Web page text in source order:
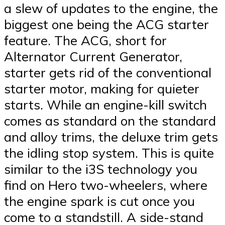
a slew of updates to the engine, the
biggest one being the ACG starter
feature. The ACG, short for
Alternator Current Generator,
starter gets rid of the conventional
starter motor, making for quieter
starts. While an engine-kill switch
comes as standard on the standard
and alloy trims, the deluxe trim gets
the idling stop system. This is quite
similar to the i3S technology you
find on Hero two-wheelers, where
the engine spark is cut once you
come to a standstill. A side-stand